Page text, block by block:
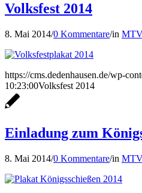
Volksfest 2014
8. Mai 2014/0 Kommentare/in MTV
https://cms.dedenhausen.de/wp-
10:23:00Volksfest 2014
Einladung zum
8. Mai 2014/0 Kommentare/in MTV